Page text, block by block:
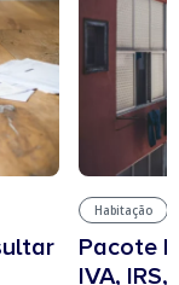
Habitação
Pacote
IVA,